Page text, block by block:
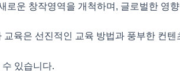
로운 창작영역을 개척하며, 글로벌한 영
교육은 선진적인 교육 방법과 풍부한 컨텐
있습니다.